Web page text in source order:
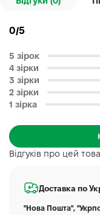
Відгуків про цей
0/5
5 зірок
4 зірки
3 зірки
2 зірки
1 зірка
Доставка по
"Нова Пошта",